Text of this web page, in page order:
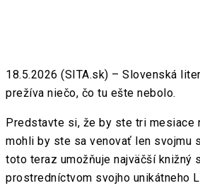
18.5.2026 (SITA.sk) – Slovenská
prežíva niečo, čo tu ešte nebolo.
Predstavte si, že by ste tri mesiace
mohli by ste sa venovať len svojmu
toto teraz umožňuje najväčší knižný
prostredníctvom svojho unikátneho